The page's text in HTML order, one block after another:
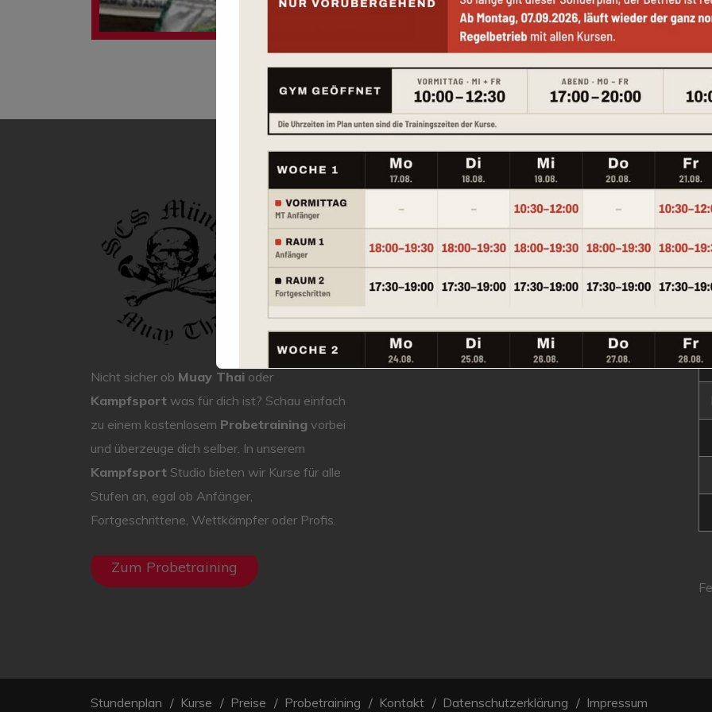
Nicht sicher ob Muay Thai oder
Kampfsport was für dich ist? Schau einfach
zu einem kostenlosem Probetraining vorbei
und überzeuge dich selber. In unserem
Kampfsport Studio bieten wir Kurse für alle
Stufen an, egal ob Anfänger,
Fortgeschrittene, Wettkämpfer oder Profis.
Zum Probetraining
Kontakt
Westendstraße 100, 80339 München
089/72656619
scs@thaiboxen-muenchen.de
Stundenplan Kurse Preise Probetraining Kontakt Datenschutzerklärung Impressum